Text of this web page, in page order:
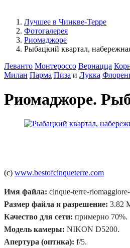
Лучшее в Чинкве-Терре
Фотогалерея
Риомаджоре
Рыбацкий квартал,
Леванто Монтероссо Вернацца
Милан Парма Пиза и Лукка
Риомаджоре.
(c) www.bestofcinqueterre.com
Имя файла: cinque-terre-
Размер файла и разрешение: 3.82
Качество для сети: примерно 70%.
Модель камеры: NIKON D5200.
Апертура (оптика): f/5.